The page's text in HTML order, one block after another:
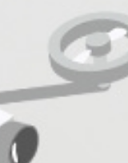
笑顔に。
建築・住